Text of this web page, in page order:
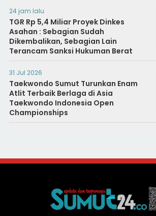
24 jam lalu
TGR Rp 5,4 Miliar Proyek Dinkes
Asahan : Sebagian Sudah
Dikembalikan, Sebagian Lain
Terancam Sanksi Hukuman Berat
31 Jul 2026
Taekwondo Sumut Turunkan Enam
Atlit Terbaik Berlaga di Asia
Taekwondo Indonesia Open
Championships